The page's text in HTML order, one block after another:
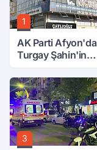
1
AK Parti Afyon'da
Turgay Şahin'in
3